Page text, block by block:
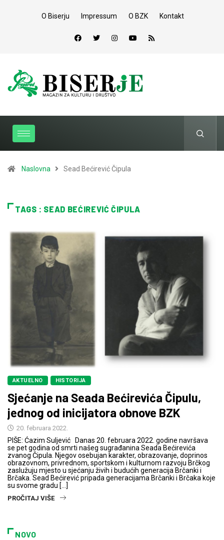
O Biserju Impressum O BZK Kontakt
Naslovna Sead Bećirević Čipula
TAGS : SEAD BEĆIREVIĆ ČIPULA
AKTUELNO HISTORIJA
Sjećanje na Seada Bećirevića Čipulu,
jednog od inicijatora obnove BZK
20. februara 2022.
PIŠE: Ćazim Suljević Danas 20. februara 2022. godine navršava
se pet godina od smrti našeg sugrađanina Seada Bećirevića
zvanog Čipula. Njegov osebujan karakter, obrazovanje, doprinos
obrazovnom, privrednom, sportskom i kulturnom razvoju Brčkog
zaslužuju mjesto u sjećanju živih i budućih generacija Brčanki i
Brčaka. Sead Bećirević pripada generacijama Brčanki i Brčaka koje
su svome gradu […]
PROČITAJ VIŠE
NOVO